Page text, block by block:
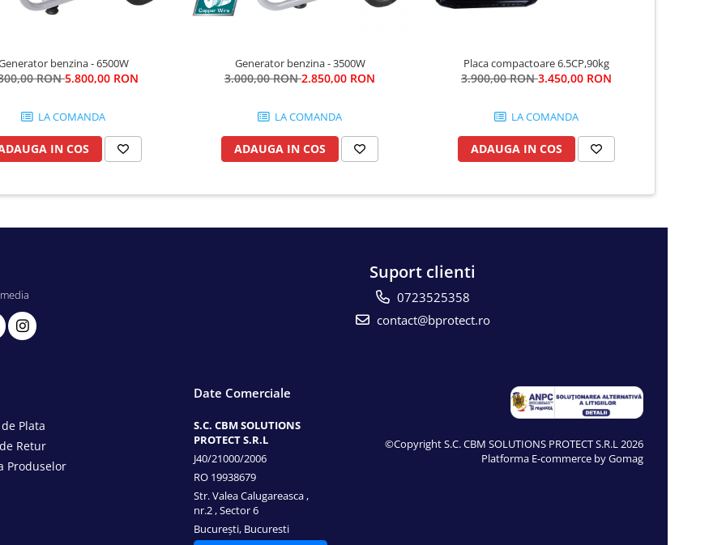
benzina - 6500W
RON5.800,00 RON
LA COMANDA
IN COS
Generator benzina - 3500W
3.000,00 RON2.850,00 RON
LA COMANDA
ADAUGA IN COS
Placa compactoare 6.5CP,90kg
3.900,00 RON3.450,00 RON
LA COMANDA
ADAUGA IN COS
Suport clienti
0723525358
contact@bprotect.ro
Plata
Retur
Produselor
Date Comerciale
S.C. CBM SOLUTIONS
PROTECT S.R.L
J40/21000/2006
RO 19938679
Str. Valea Calugareasca ,
nr.2 , Sector 6
București, Bucuresti
©Copyright S.C. CBM SOLUTIONS PROTECT S.R.L 2026
Platforma E-commerce by Gomag